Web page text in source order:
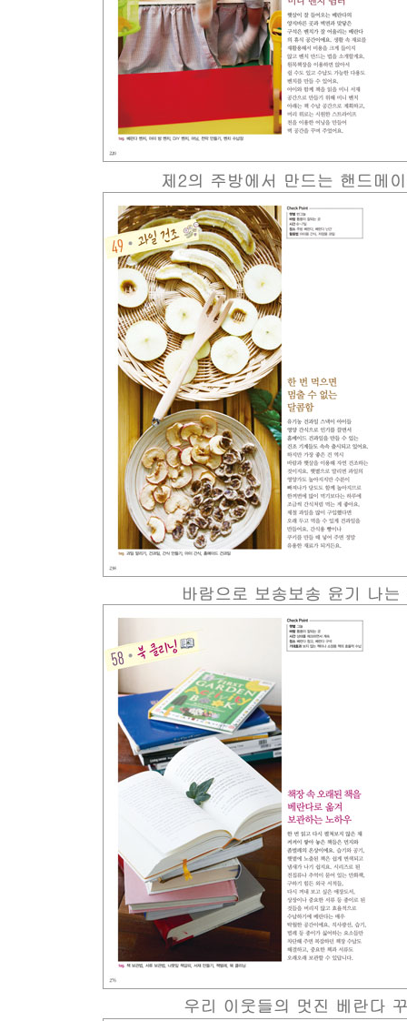
과일 건조 | 과일차 | 채소 건조 | 커피 로스팅 | 생
Part 6 베란다 클리닝룸
베란다 클리닝을 위한 기본 도구 컬렉션
베란다 구석구석 깔끔하게 청소하기
바람과 햇살에 제대로 건조시키는 방법
직사광선 VS. 반그늘
직접 클리닝해 봅시다
식기 건조 | 북 클리닝 | 운동화 세탁 | 슈즈룸 | 드
Part 7 베란다 로망
재봉실 | 바깥 놀이터 | 노천카페 | 미니 오피스 |
에필로그